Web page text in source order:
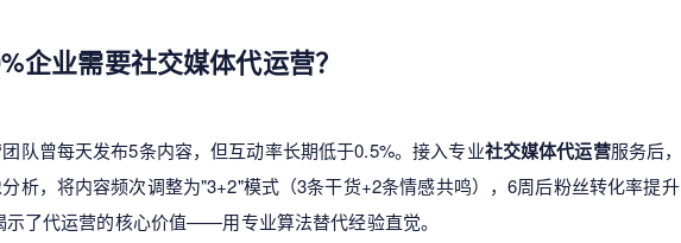
企业需要社交媒体代运营？
队曾每天发布5条内容，但互动率长期低于0.5%。接入专业社交媒体代运营服务后，
析，将内容频次调整为"3+2"模式（3条干货+2条情感共鸣），6周后粉丝转化率提升
示了代运营的核心价值——用专业算法替代经验直觉。